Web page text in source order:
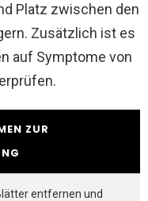
Platz zwischen den
Zusätzlich ist es
auf Symptome von
ZUR B
entfernen und